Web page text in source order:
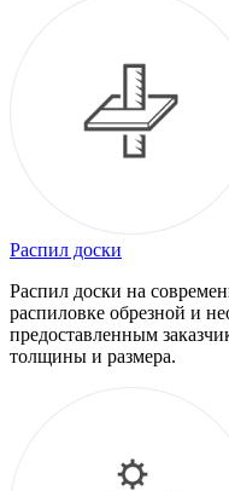
Распил доски
Распил доски на
распиловке обрезной и
предоставленным
толщины и размера.